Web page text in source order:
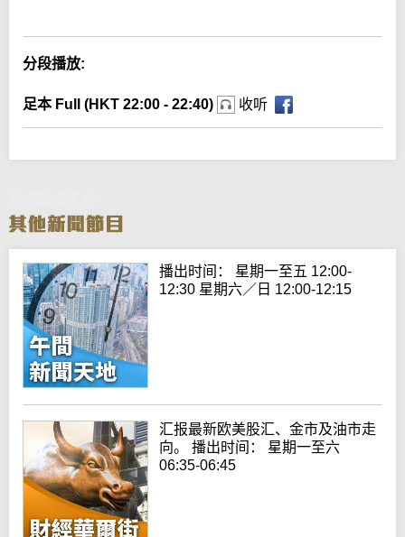
分段播放:
足本 Full (HKT 22:00 - 22:40) 收听
播出时间： 星期一至五 12:00-
12:30 星期六／日 12:00-12:15
汇报最新欧美股汇、金市及油市走
向。 播出时间： 星期一至六
06:35-06:45